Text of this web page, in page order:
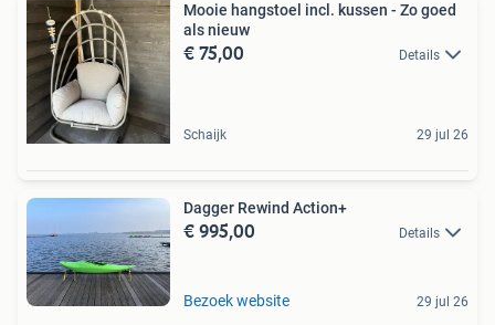
Mooie hangstoel incl. kussen - Zo goed
als nieuw
€ 75,00 Details
Schaijk 29 jul 26
Dagger Rewind Action+
€ 995,00 Details
Bezoek website 29 jul 26